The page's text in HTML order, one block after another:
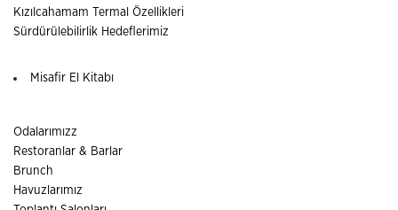
Kızılcahamam Termal Özellikleri
Sürdürülebilirlik Hedeflerimiz
Misafir El Kitabı
Odalarımızz
Restoranlar & Barlar
Brunch
Havuzlarımız